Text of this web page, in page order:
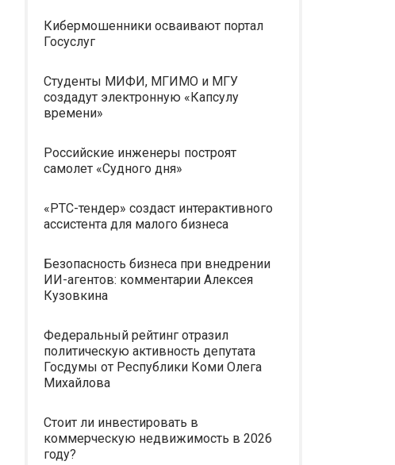
Кибермошенники осваивают портал
Госуслуг
Студенты МИФИ, МГИМО и МГУ
создадут электронную «Капсулу
времени»
Российские инженеры построят
самолет «Судного дня»
«РТС-тендер» создаст интерактивного
ассистента для малого бизнеса
Безопасность бизнеса при внедрении
ИИ-агентов: комментарии Алексея
Кузовкина
Федеральный рейтинг отразил
политическую активность депутата
Госдумы от Республики Коми Олега
Михайлова
Стоит ли инвестировать в
коммерческую недвижимость в 2026
году?